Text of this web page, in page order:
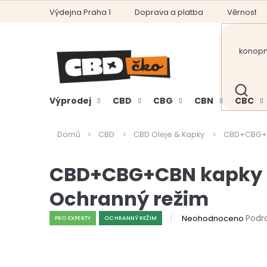
Výdejna Praha 1 Doprava a platba Věrnostní
HLEDAT
Výprodej CBD CBG CBN CBC
Domů CBD CBD Oleje & Kapky
CBD+CBG+CBN
Ochranný režim
PRO EXPERTY OCHRANNÝ REŽIM
Průměrné
Neohodnoceno